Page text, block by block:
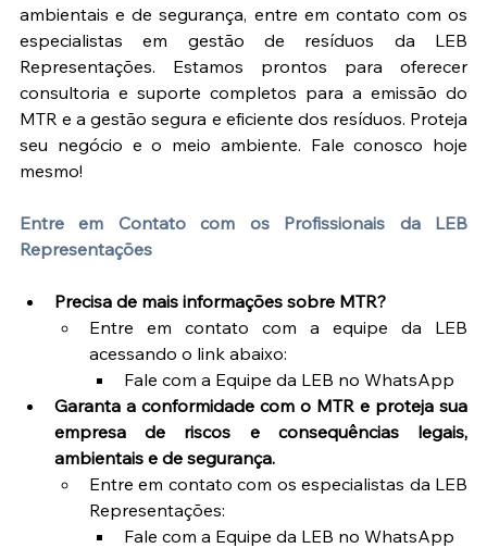
ambientais e de segurança, entre em contato com os
especialistas em gestão de resíduos da LEB
Representações. Estamos prontos para oferecer
consultoria e suporte completos para a emissão do
MTR e a gestão segura e eficiente dos resíduos. Proteja
seu negócio e o meio ambiente. Fale conosco hoje
mesmo!
Entre em Contato com os Profissionais da LEB
Representações
Precisa de mais informações sobre MTR?
Entre em contato com a equipe da LEB
acessando o link abaixo:
Fale com a Equipe da LEB no WhatsApp
Garanta a conformidade com o MTR e proteja sua
empresa de riscos e consequências legais,
ambientais e de segurança.
Entre em contato com os especialistas da LEB
Representações:
Fale com a Equipe da LEB no WhatsApp